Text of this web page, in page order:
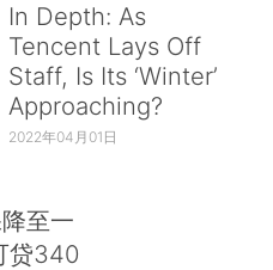
In Depth: As
Tencent Lays Off
Staff, Is Its ‘Winter’
Approaching?
2022年04月01日
至一
贷340